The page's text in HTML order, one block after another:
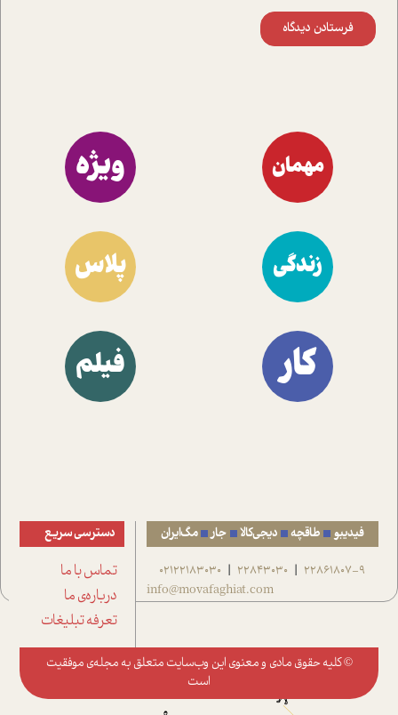
فرستادن دیدگاه
مهمان ویژه
زندگی پلاس
کار فیلم
فیدیبو طاقچه دیجی‌کالا جار مگ‌ایران
22861807-9
|
22843030
|
02122183030
info@movafaghiat.com
دسترسی سریع
تماس با ما
درباره‌ی ما
تعرفه تبلیغات
© کلیه حقوق مادی و معنوی این وب‌سایت متعلق به مجله‌ی موفقیت
است